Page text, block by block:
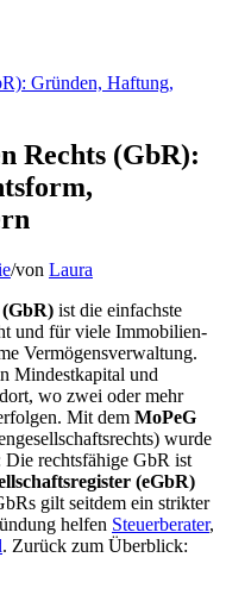
Rechts (GbR):
/von Laura
(GbR) ist die einfachste
und für viele Immobilien-
Vermögensverwaltung.
Mindestkapital und
wo zwei oder mehr
Mit dem MoPeG
wurde
rechtsfähige GbR ist
(eGbR)
gilt seitdem ein strikter
helfen Steuerberater,
. Zurück zum Überblick: